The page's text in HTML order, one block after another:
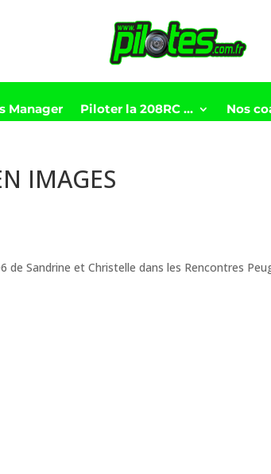
Manager Piloter la 208RC … Nos
IMAGES
de Sandrine et Christelle dans les Rencontres